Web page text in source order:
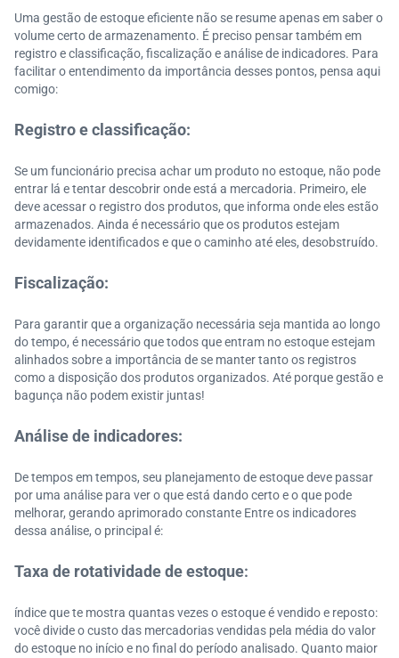
Uma gestão de estoque eficiente não se resume apenas em saber o
volume certo de armazenamento. É preciso pensar também em
registro e classificação, fiscalização e análise de indicadores. Para
facilitar o entendimento da importância desses pontos, pensa aqui
comigo:
Registro e classificação:
Se um funcionário precisa achar um produto no estoque, não pode
entrar lá e tentar descobrir onde está a mercadoria. Primeiro, ele
deve acessar o registro dos produtos, que informa onde eles estão
armazenados. Ainda é necessário que os produtos estejam
devidamente identificados e que o caminho até eles, desobstruído.
Fiscalização:
Para garantir que a organização necessária seja mantida ao longo
do tempo, é necessário que todos que entram no estoque estejam
alinhados sobre a importância de se manter tanto os registros
como a disposição dos produtos organizados. Até porque gestão e
bagunça não podem existir juntas!
Análise de indicadores:
De tempos em tempos, seu planejamento de estoque deve passar
por uma análise para ver o que está dando certo e o que pode
melhorar, gerando aprimorado constante Entre os indicadores
dessa análise, o principal é:
Taxa de rotatividade de estoque:
índice que te mostra quantas vezes o estoque é vendido e reposto:
você divide o custo das mercadorias vendidas pela média do valor
do estoque no início e no final do período analisado. Quanto maior